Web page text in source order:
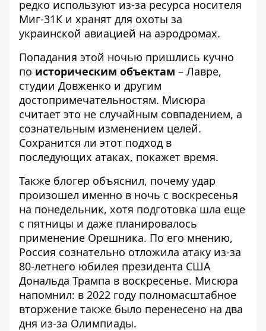
редко используют из-за ресурса носителя
Миг-31К и хранят для охоты за
украинской авиацией на аэродромах.
Попадания этой ночью пришлись кучно
по историческим объектам – Лавре,
студии Довженко и другим
достопримечательностям. Мисюра
считает это не случайным совпадением, а
сознательным изменением целей.
Сохранится ли этот подход в
последующих атаках, покажет время.
Также блогер объяснил, почему удар
произошел именно в ночь с воскресенья
на понедельник, хотя подготовка шла еще
с пятницы и даже планировалось
применение Орешника. По его мнению,
Россия сознательно отложила атаку из-за
80-летнего юбилея президента США
Дональда Трампа в воскресенье. Мисюра
напомнил: в 2022 году полномасштабное
вторжение также было перенесено на два
дня из-за Олимпиады.